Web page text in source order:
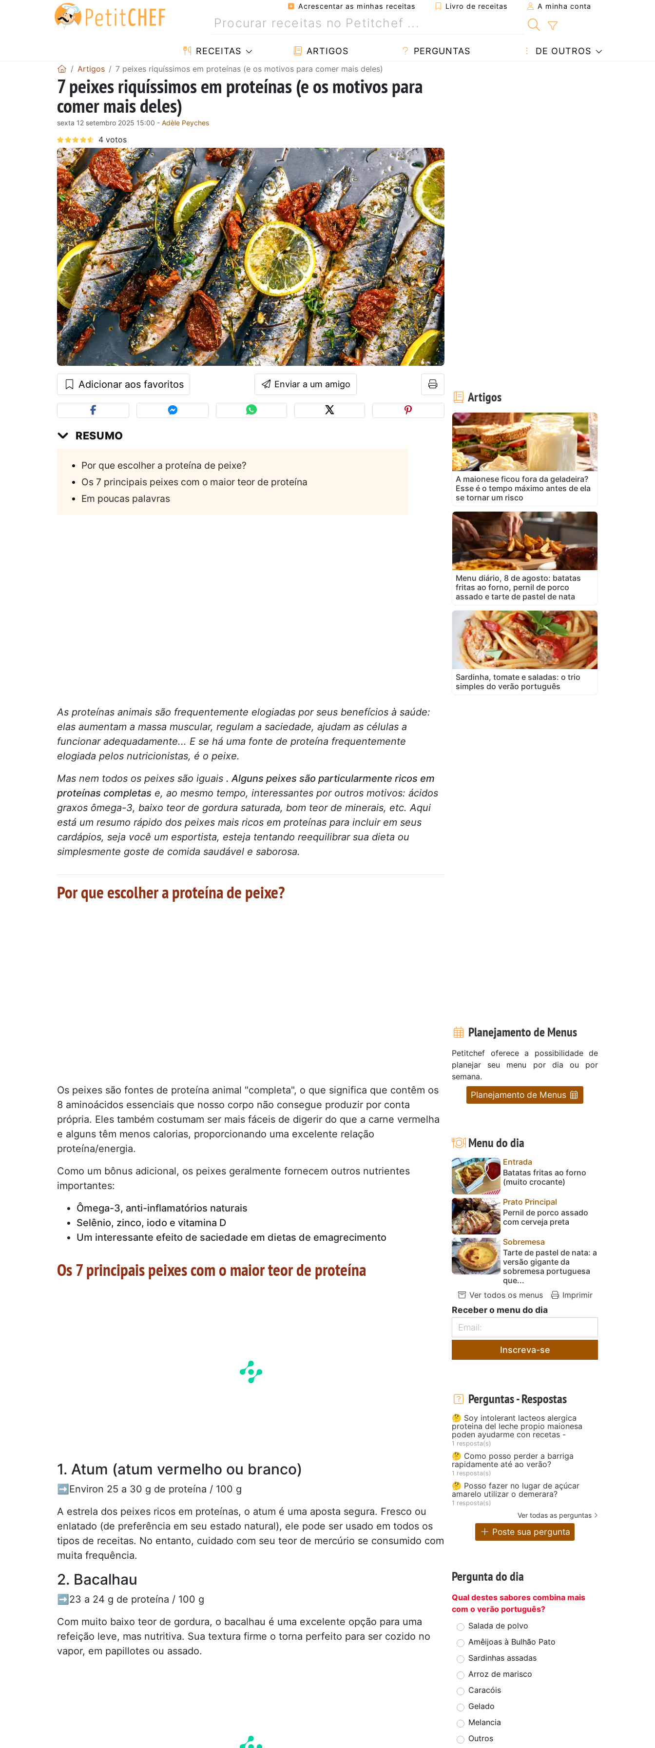
Acrescentar as minhas receitas Livro de receitas A minha conta
RECEITAS ARTIGOS PERGUNTAS DE OUTROS
Artigos 7 peixes riquíssimos em proteínas (e os motivos para comer mais deles)
7 peixes riquíssimos em proteínas (e os motivos para
comer mais deles)
sexta 12 setembro 2025 15:00 - Adèle Peyches
Adicionar aos favoritos Enviar a um amigo
RESUMO
Por que escolher a proteína de peixe?
Os 7 principais peixes com o maior teor de proteína
Em poucas palavras
As proteínas animais são frequentemente elogiadas por seus benefícios à saúde:
elas aumentam a massa muscular, regulam a saciedade, ajudam as células a
funcionar adequadamente... E se há uma fonte de proteína frequentemente
elogiada pelos nutricionistas, é o peixe.
Mas nem todos os peixes são iguais . Alguns peixes são particularmente ricos em
proteínas completas e, ao mesmo tempo, interessantes por outros motivos: ácidos
graxos ômega-3, baixo teor de gordura saturada, bom teor de minerais, etc. Aqui
está um resumo rápido dos peixes mais ricos em proteínas para incluir em seus
cardápios, seja você um esportista, esteja tentando reequilibrar sua dieta ou
simplesmente goste de comida saudável e saborosa.
Por que escolher a proteína de peixe?
Os peixes são fontes de proteína animal "completa", o que significa que contêm os
8 aminoácidos essenciais que nosso corpo não consegue produzir por conta
própria. Eles também costumam ser mais fáceis de digerir do que a carne vermelha
e alguns têm menos calorias, proporcionando uma excelente relação
proteína/energia.
Como um bônus adicional, os peixes geralmente fornecem outros nutrientes
importantes:
Ômega-3, anti-inflamatórios naturais
Selênio, zinco, iodo e vitamina D
Um interessante efeito de saciedade em dietas de emagrecimento
Os 7 principais peixes com o maior teor de proteína
1. Atum (atum vermelho ou branco)
➡️Environ 25 a 30 g de proteína / 100 g
A estrela dos peixes ricos em proteínas, o atum é uma aposta segura. Fresco ou
enlatado (de preferência em seu estado natural), ele pode ser usado em todos os
tipos de receitas. No entanto, cuidado com seu teor de mercúrio se consumido com
muita frequência.
2. Bacalhau
➡️23 a 24 g de proteína / 100 g
Com muito baixo teor de gordura, o bacalhau é uma excelente opção para uma
refeição leve, mas nutritiva. Sua textura firme o torna perfeito para ser cozido no
vapor, em papillotes ou assado.
Artigos
A maionese ficou fora da geladeira?
Esse é o tempo máximo antes de ela
se tornar um risco
Menu diário, 8 de agosto: batatas
fritas ao forno, pernil de porco
assado e tarte de pastel de nata
Sardinha, tomate e saladas: o trio
simples do verão português
Planejamento de Menus
Petitchef oferece a possibilidade de
planejar seu menu por dia ou por
semana.
Planejamento de Menus
Menu do dia
Entrada
Batatas fritas ao forno
(muito crocante)
Prato Principal
Pernil de porco assado
com cerveja preta
Sobremesa
Tarte de pastel de nata: a
versão gigante da
sobremesa portuguesa
que...
Ver todos os menus
Imprimir
Receber o menu do dia
Inscreva-se
Perguntas - Respostas
🤔 Soy intolerant lacteos alergica
proteina del leche propio maionesa
poden ayudarme con recetas -
1 resposta(s)
🤔 Como posso perder a barriga
rapidamente até ao verão?
1 resposta(s)
🤔 Posso fazer no lugar de açúcar
amarelo utilizar o demerara?
1 resposta(s)
Ver todas as perguntas
Poste sua pergunta
Pergunta do dia
Qual destes sabores combina mais
com o verão português?
Salada de polvo
Amêijoas à Bulhão Pato
Sardinhas assadas
Arroz de marisco
Caracóis
Gelado
Melancia
Outros